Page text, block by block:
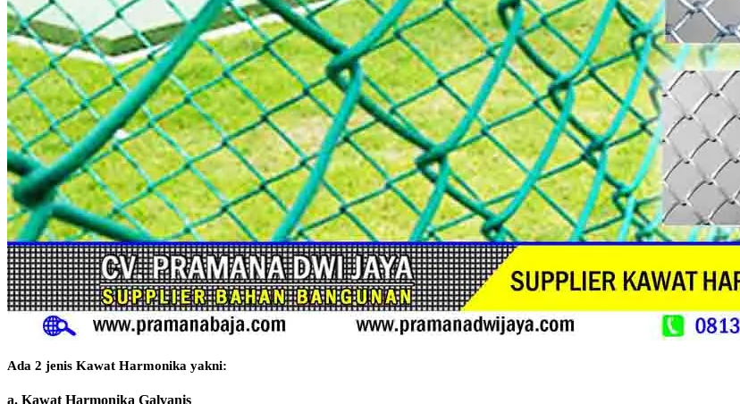
Ada 2 jenis Kawat Harmonika yakni:
a. Kawat Harmonika Galvanis